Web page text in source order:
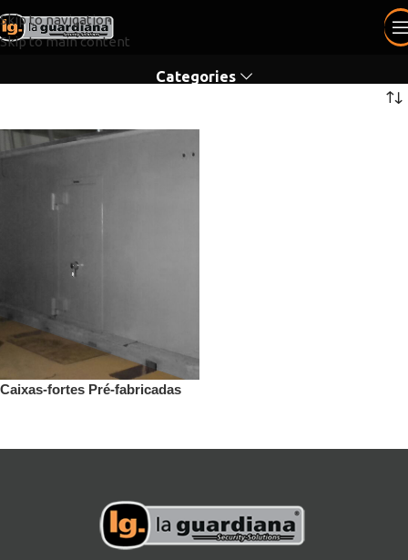
Skip to navigation
Skip to main content
Categories
Caixas-fortes Pré-fabricadas